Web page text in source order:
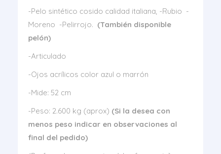
-Pelo sintético cosido calidad italiana, -Rubio -
Moreno -Pelirrojo. (También disponible
pelón)
-Articulado
-Ojos acrílicos color azul o marrón
-Mide: 52 cm
-Peso: 2.600 kg (aprox) (Si la desea con
menos peso indicar en observaciones al
final del pedido)